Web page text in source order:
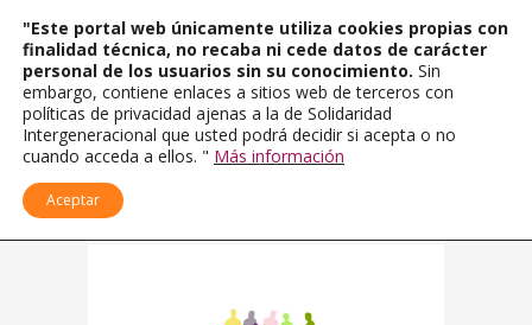
"Este portal web únicamente utiliza cookies propias con
finalidad técnica, no recaba ni cede datos de carácter
personal de los usuarios sin su conocimiento. Sin
embargo, contiene enlaces a sitios web de terceros con
políticas de privacidad ajenas a la de Solidaridad
Intergeneracional que usted podrá decidir si acepta o no
cuando acceda a ellos. " Más información
Aceptar